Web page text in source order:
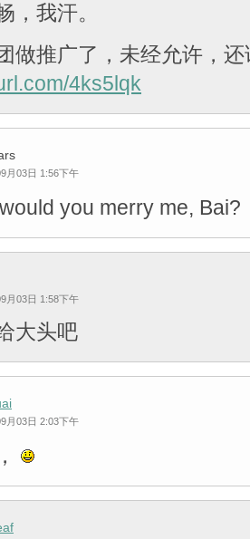
，我汗。
做推广了，未经允许，
4ks5lqk
月03日 1:56下午
you merry me, Bai?
月03日 1:58下午
大头吧
月03日 2:03下午